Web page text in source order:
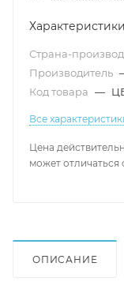
Страна-
Производитель
Код товара —
Все
Цена
может отличаться
ОПИСАНИЕ